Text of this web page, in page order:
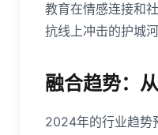
教育在情感连接和
抗线上冲击的护城河
融合趋势：
2024年的行业趋势